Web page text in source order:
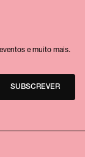
e muito mais.
SUBSCREVER